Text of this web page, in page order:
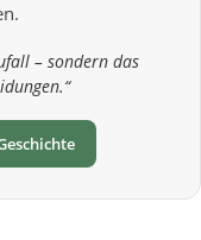
– sondern das